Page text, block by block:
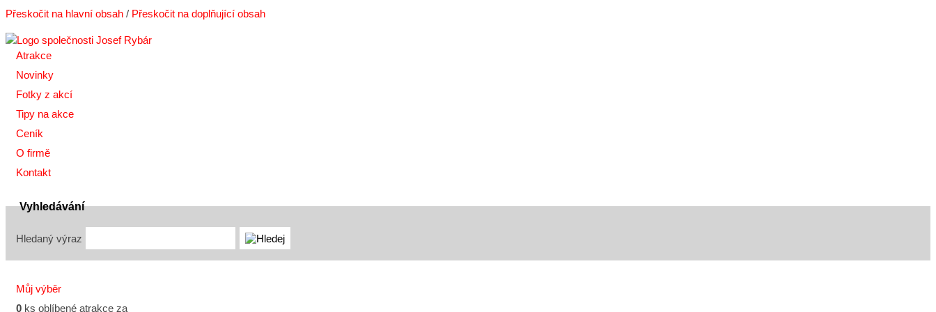
Přeskočit na hlavní obsah / Přeskočit na doplňující obsah
Atrakce
Novinky
Fotky z akcí
Tipy na akce
Ceník
O firmě
Kontakt
Vyhledávání
Hledaný výraz
Můj výběr
0 ks oblíbené atrakce za